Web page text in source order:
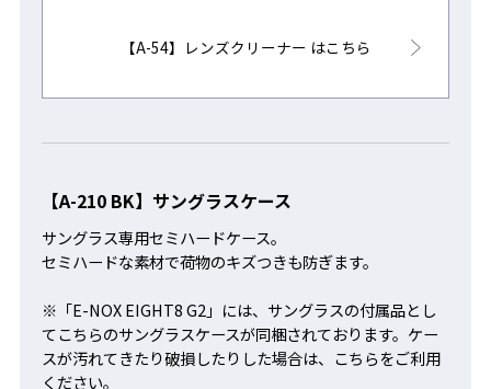
【A-54】レンズクリーナー はこちら
【A-210 BK】サングラスケース
サングラス専用セミハードケース。
セミハードな素材で荷物のキズつきも防ぎます。
※「E-NOX EIGHT8 G2」には、サングラスの付属品とし
てこちらのサングラスケースが同梱されております。ケー
スが汚れてきたり破損したりした場合は、こちらをご利用
ください。